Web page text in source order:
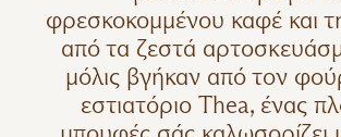
φρεσκοκομμένου καφέ και
από τα ζεστά
μόλις βγήκαν από τον
εστιατόριο Thea, ένας